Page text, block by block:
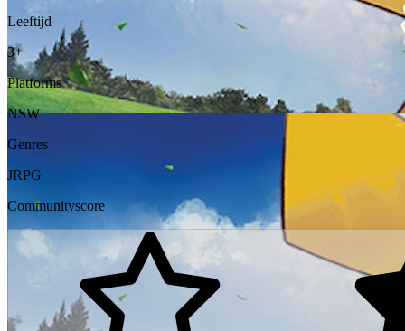
Leeftijd
3+
Platforms
NSW
Genres
JRPG
Communityscore